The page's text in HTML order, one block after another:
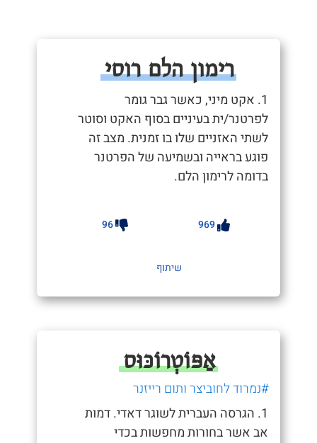
רימון הלם רוסי
1. אקט מיני, כאשר גבר גומר
לפרטנר/ית בעיניים בסוף האקט וסוטר
לשתי האזניים שלו בו זמנית. מצב זה
פוגע בראייה ובשמיעה של הפרטנר
בדומה לרימון הלם.
969
96
שיתוף
אַפּוֹטְרוֹכּוּס
#נמרוד לחוביצר ותום רייזנר
1. הגרסה העברית לשוגר דאדי. דמות
אב אשר בחורות מחפשות בכדי